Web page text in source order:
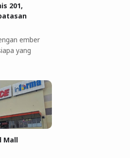
201,
ember
yang
Mall